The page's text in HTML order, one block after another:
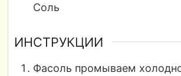
Соль
ИНСТРУКЦИИ
Фасоль промываем